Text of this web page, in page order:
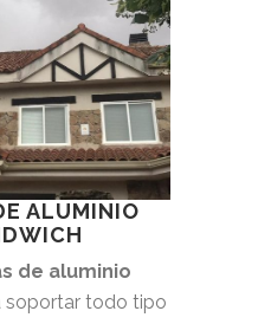
ALUMINIO
de aluminio
soportar todo tipo